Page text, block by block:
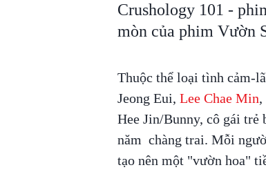
Crushology 101 -
mòn của phim Vườn
Thuộc thể loại tình cảm-
Jeong Eui, Lee Chae Min,
Hee Jin/Bunny, cô gái trẻ
năm chàng trai. Mỗi
tạo nên một "vườn hoa"